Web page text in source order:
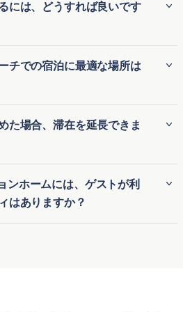
期間は通常 2 泊 から始まり、より
らの短期滞在用アパートメント
延長された訪問を求める方に最適
快適な環境を提供します。
プションにより、短期滞在と長
旅行者にとって便利です。
には、どうすれば良いです
。ご不明点やご要望がある場合
メール、または電話を通じて簡単
いただけます。私たちの対応の早
在中いつでも必要なときにお手伝
。
チでの宿泊に最適な場所は
テシアの魅力的な近隣地域を考慮
アイランドは、豪華な生活スタイ
トコミュニティで、美しい海の景
アクセスを提供します。プライバ
人にぴったりです。一方、マーテ
、美しい公園や歩道があるフレン
た場合、滞在を延長できま
ーション宿泊施設でご滞在を延長
しています。アプリから簡単に延
ポートチームに連絡して空き状況
ンホームには、ゲストが利
はありますか？